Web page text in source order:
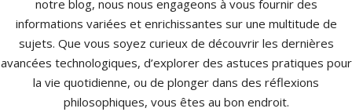
notre blog, nous nous engageons à vous fournir des
informations variées et enrichissantes sur une multitude de
sujets. Que vous soyez curieux de découvrir les dernières
avancées technologiques, d’explorer des astuces pratiques pour
la vie quotidienne, ou de plonger dans des réflexions
philosophiques, vous êtes au bon endroit.